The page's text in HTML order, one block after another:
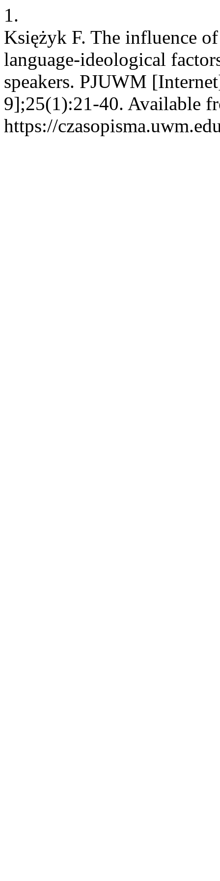
1.
Księżyk F. The influence
language-ideological
speakers. PJUWM
9];25(1):21-40. Available
https://